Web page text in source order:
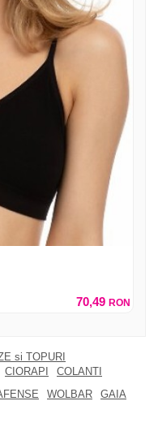
70,49 RON
si TOPURI
CIORAPI
COLANTI
WOLBAR
GAIA